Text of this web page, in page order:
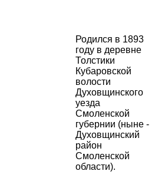
Родился в 1893
году в деревне
Толстики
Кубаровской
волости
Духовщинского
уезда
Смоленской
губернии (ныне -
Духовщинский
район
Смоленской
области).